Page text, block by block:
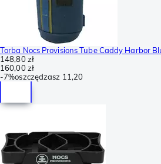
Torba Nocs Provisions Tube Caddy Harbor
148,80 zł
160,00 zł
-7%oszczędzasz 11,20